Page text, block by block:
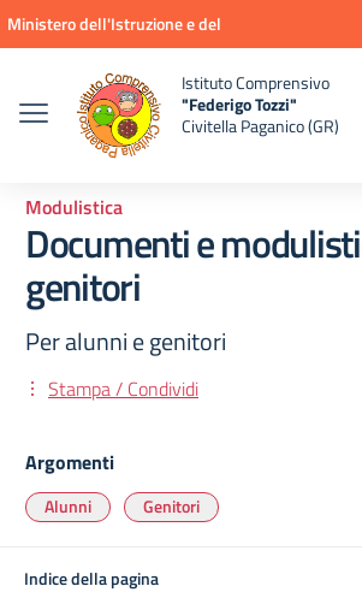
Vai ai contenuti
Vai al menu di navigazione
Vai al footer
Ministero dell'Istruzione e del
Istituto Comprensivo
"Federigo Tozzi"
Civitella Paganico (GR)
Modulistica
Documenti e
genitori
Per alunni e genitori
Stampa / Condividi
Argomenti
Alunni Genitori
Indice della pagina